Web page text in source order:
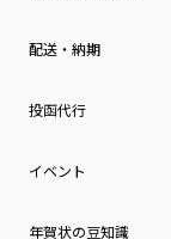
配送・納期
投函代行
イベント
年賀状の豆知識